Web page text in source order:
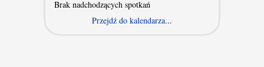
Brak nadchodzących spotkań
Przejdź do kalendarza...